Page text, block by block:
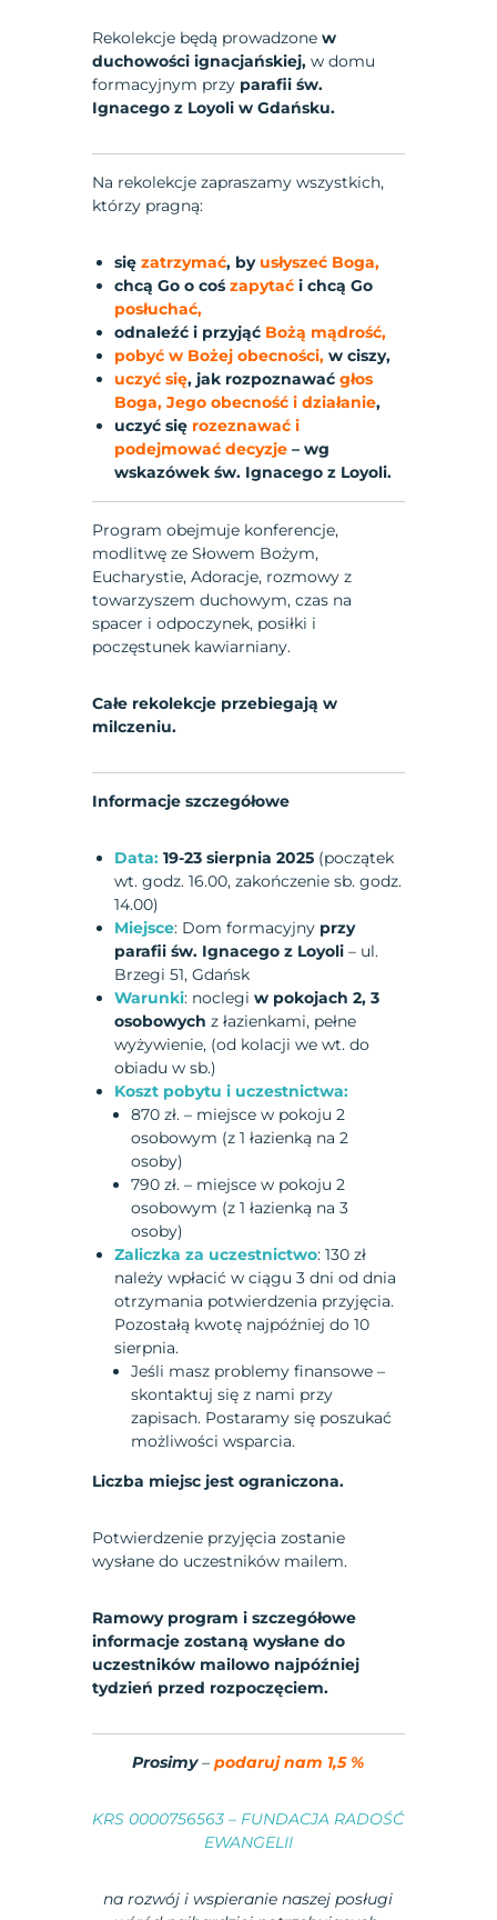
Rekolekcje będą prowadzonew
duchowości ignacjańskiej, w domu
formacyjnym przy parafii św.
Ignacego z Loyoli w Gdańsku.
Na rekolekcje zapraszamy wszystkich,
którzy pragną:
sięzatrzymać, by usłyszeć Boga,
chcą Go o coś zapytać i chcą Go
posłuchać,
odnaleźć i przyjąć Bożą mądrość,
pobyć w Bożej obecności, w ciszy,
uczyć się, jak rozpoznawaćgłos
Boga, Jego obecność i działanie,
uczyć się rozeznawać i
podejmować decyzje – wg
wskazówek św. Ignacego z Loyoli.
Program obejmuje konferencje,
modlitwę ze Słowem Bożym,
Eucharystie, Adoracje, rozmowy z
towarzyszem duchowym, czas na
spacer i odpoczynek, posiłki i
poczęstunek kawiarniany.
Całe rekolekcje przebiegają w
milczeniu.
Informacje szczegółowe
Data: 19-23 sierpnia 2025 (początek
wt. godz. 16.00, zakończenie sb. godz.
14.00)
Miejsce: Dom formacyjny przy
parafii św. Ignacego z Loyoli– ul.
Brzegi 51, Gdańsk
Warunki: noclegiw pokojach 2, 3
osobowych z łazienkami, pełne
wyżywienie, (od kolacji we wt. do
obiadu w sb.)
Koszt pobytu i uczestnictwa:
870 zł. – miejsce w pokoju 2
osobowym (z 1 łazienką na 2
osoby)
790 zł. – miejsce w pokoju 2
osobowym (z 1 łazienką na 3
osoby)
Zaliczka za uczestnictwo: 130 zł
należy wpłacić w ciągu 3 dni od dnia
otrzymania potwierdzenia przyjęcia.
Pozostałą kwotę najpóźniej do 10
sierpnia.
Jeśli masz problemy finansowe –
skontaktuj się z nami przy
zapisach. Postaramy się poszukać
możliwości wsparcia.
Liczba miejsc jest ograniczona.
Potwierdzenie przyjęcia zostanie
wysłane do uczestników mailem.
Ramowy program i szczegółowe
informacje zostaną wysłane do
uczestników mailowo najpóźniej
tydzień przed rozpoczęciem.
Prosimy–podaruj nam 1,5 %
KRS 0000756563 – FUNDACJA RADOŚĆ
EWANGELII
na rozwój i wspieranie naszej posługi